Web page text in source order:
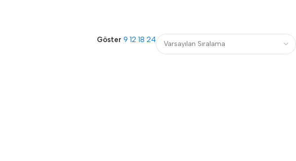
Göster 9 12 18 24